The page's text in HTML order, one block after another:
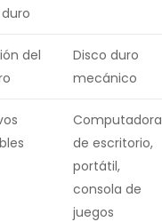
del
Disco duro
mecánico
Computadora
de escritorio,
portátil,
consola de
juegos